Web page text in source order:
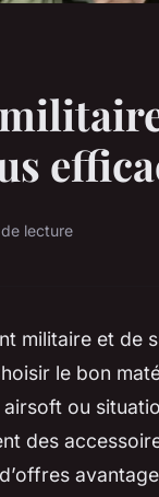
lecture
militaire et de
le bon
ou
des